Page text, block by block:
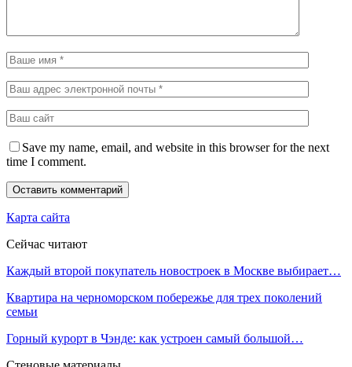
Save my name, email, and website in this browser for the next
time I comment.
Карта сайта
Сейчас читают
Каждый второй покупатель новостроек в Москве выбирает…
Квартира на черноморском побережье для трех поколений
семьи
Горный курорт в Чэнде: как устроен самый большой…